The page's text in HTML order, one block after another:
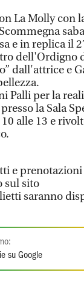
La Molly con
e in replica il
dall'attrice e
Palli per la
la Sala
alle 13 e
e
sul sito
saranno
su Google